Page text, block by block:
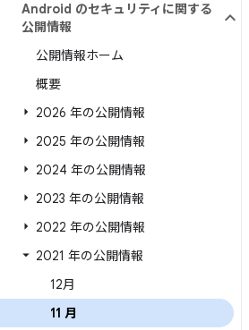
Android のセキュリティに関する
公開情報
公開情報ホーム
概要
2026 年の公開情報
2025 年の公開情報
2024 年の公開情報
2023 年の公開情報
2022 年の公開情報
2021 年の公開情報
12月
11 月